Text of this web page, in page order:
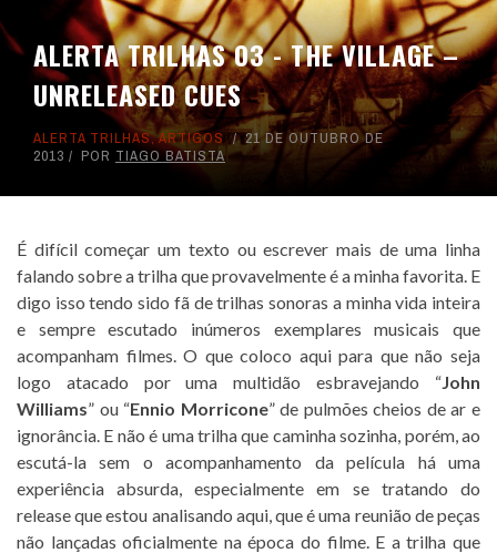
ALERTA TRILHAS 03 - THE VILLAGE –
UNRELEASED CUES
ALERTA TRILHAS,ARTIGOS
21 DE OUTUBRO DE
2013
POR TIAGO BATISTA
É difícil começar um texto ou escrever mais de uma linha
falando sobre a trilha que provavelmente é a minha favorita. E
digo isso tendo sido fã de trilhas sonoras a minha vida inteira
e sempre escutado inúmeros exemplares musicais que
acompanham filmes. O que coloco aqui para que não seja
logo atacado por uma multidão esbravejando “John
Williams” ou “Ennio Morricone” de pulmões cheios de ar e
ignorância. E não é uma trilha que caminha sozinha, porém, ao
escutá-la sem o acompanhamento da película há uma
experiência absurda, especialmente em se tratando do
release que estou analisando aqui, que é uma reunião de peças
não lançadas oficialmente na época do filme. E a trilha que